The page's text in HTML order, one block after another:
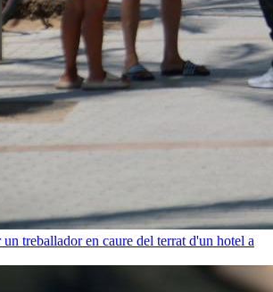
treballador en caure del terrat d'un hotel a